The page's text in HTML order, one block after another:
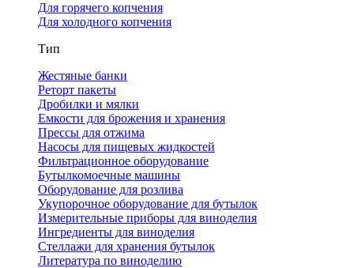
Для горячего копчения
Для холодного копчения
Тип
Жестяные банки
Реторт пакеты
Дробилки и мялки
Емкости для брожения и хранения
Прессы для отжима
Насосы для пищевых жидкостей
Фильтрационное оборудование
Бутылкомоечные машины
Оборудование для розлива
Укупорочное оборудование для бутылок
Измерительные приборы для виноделия
Ингредиенты для виноделия
Стеллажи для хранения бутылок
Литература по виноделию